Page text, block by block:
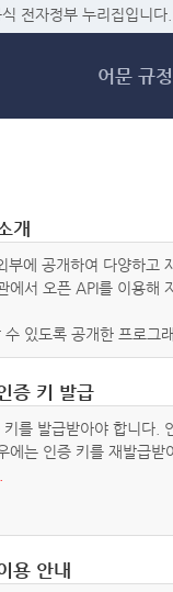
메
전자정부 누리집입니다.
어문 규정
개
에 공개하여 다양하
서 오픈 API를 이용해
있도록 공개한 프로그
증 키 발급
를 발급받아야 합니다
에는 인증 키를 재발급받
용 안내